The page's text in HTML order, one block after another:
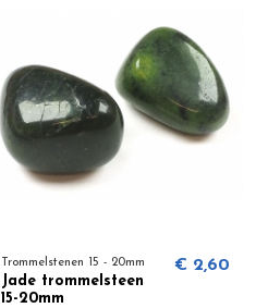
Trommelstenen 15 - 20mm
Jade trommelsteen
15-20mm
€ 2,60